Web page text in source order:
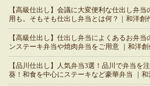
【高級仕出し】会議に大変便利な仕出し弁
用も。そもそも仕出し弁当とは何？｜和洋創
【高級仕出し】仕出し弁当によくあるお弁当
ンステーキ弁当や焼肉弁当をご用意 ｜和洋創
【品川仕出し】人気弁当3選！品川で弁当を
葵！和食を中心にステーキなど豪華弁当 ｜